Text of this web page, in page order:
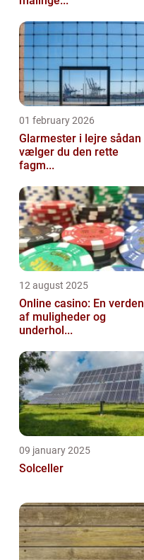
01 february 2026
Glarmester i lejre sådan
vælger du den rette
fagm...
12 august 2025
Online casino: En verden
af muligheder og
underhol...
09 january 2025
Solceller